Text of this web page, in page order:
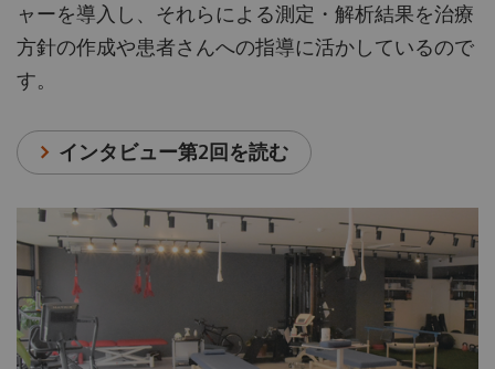
ャーを導入し、それらによる測定・解析結果を治療
方針の作成や患者さんへの指導に活かしているので
す。
インタビュー第2回を読む